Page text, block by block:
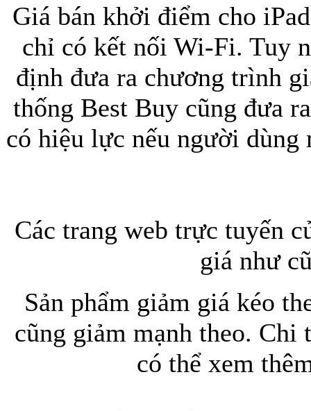
Bao da Samsung
Ốp lưng iPhone
Bao da iPhone
Túi đựng iPad
Giá bán khởi điểm cho
chỉ có kết nối Wi-Fi. Tuy
định đưa ra chương trình
thống Best Buy cũng đưa
có hiệu lực nếu người dùng
Các trang web trực tuyến
giá như
Sản phẩm giảm giá kéo
cũng giảm mạnh theo.
có thể xem